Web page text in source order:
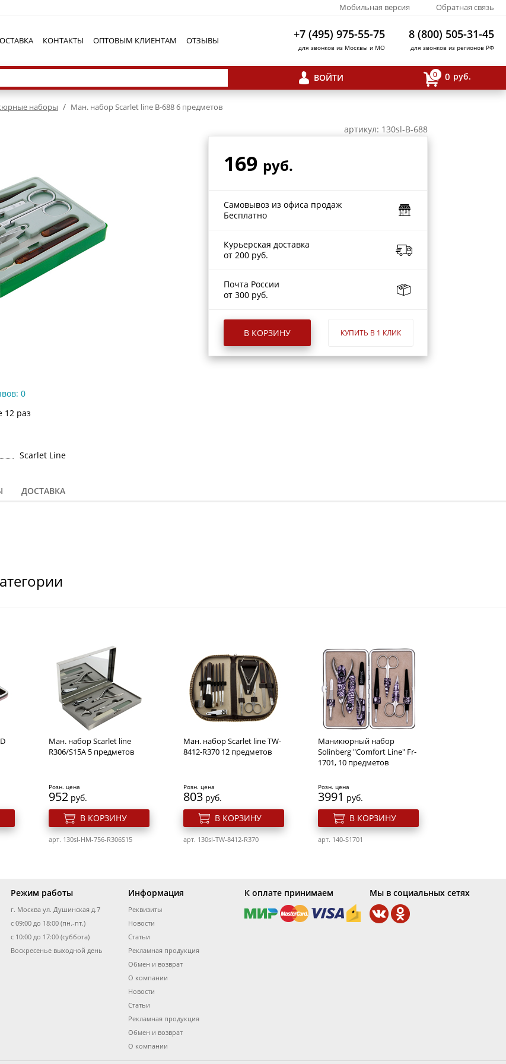
Мобильная версия Обратная связь
КОНТАКТЫ ОПТОВЫМ КЛИЕНТАМ ОТЗЫВЫ +7 (495) 975-55-75
для звонков из Москвы и МО
8 (800) 505-31-45
для звонков из регионов РФ
ВОЙТИ 0 0 руб.
наборы / Ман. набор Scarlet line В-688 6 предметов
артикул: 130sl-B-688
169 руб.
Самовывоз из офиса продаж
Бесплатно
Курьерская доставка
от 200 руб.
Почта России
от 300 руб.
В КОРЗИНУ КУПИТЬ В 1 КЛИК
0
12 раз
Scarlet Line
ДОСТАВКА
Ман. набор Scarlet line
R306/S15A 5 предметов
Розн. цена
952 руб.
В КОРЗИНУ
арт. 130sl-HM-756-R306S15
Ман. набор Scarlet line TW-
8412-R370 12 предметов
Розн. цена
803 руб.
В КОРЗИНУ
арт. 130sl-TW-8412-R370
Маникюрный набор
Solinberg "Comfort Line" Fr-
1701, 10 предметов
Розн. цена
3991 руб.
В КОРЗИНУ
арт. 140-S1701
Ман. набор Scarlet line
Режим работы
г. Москва ул. Душинская д.7
с 09:00 до 18:00 (пн.-пт.)
с 10:00 до 17:00 (суббота)
Воскресенье выходной день
Информация
Реквизиты
Новости
Статьи
Рекламная продукция
Обмен и возврат
О компании
Новости
Статьи
Рекламная продукция
Обмен и возврат
О компании
К оплате принимаем Мы в социальных сетях